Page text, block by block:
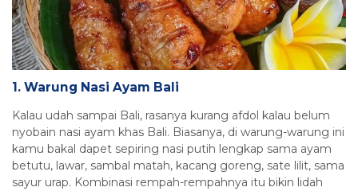
1. Warung Nasi Ayam Bali
Kalau udah sampai Bali, rasanya kurang afdol kalau belum
nyobain nasi ayam khas Bali. Biasanya, di warung-warung ini
kamu bakal dapet sepiring nasi putih lengkap sama ayam
betutu, lawar, sambal matah, kacang goreng, sate lilit, sama
sayur urap. Kombinasi rempah-rempahnya itu bikin lidah